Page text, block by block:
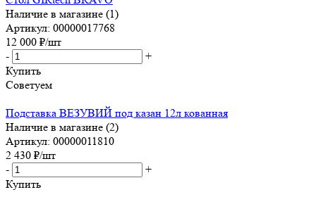
Наличие в магазине (1)
Артикул: 00000017768
12 000 ₽/шт
-
+
Купить
Советуем
Подставка ВЕЗУВИЙ под казан 12л кованная
Наличие в магазине (2)
Артикул: 00000011810
2 430 ₽/шт
-
+
Купить